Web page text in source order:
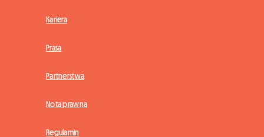
Kariera
Prasa
Partnerstwa
Nota prawna
Regulamin